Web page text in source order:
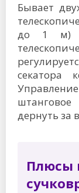
Бывает
до 1 м)
секатора
Управление
дернуть за
Плюсы